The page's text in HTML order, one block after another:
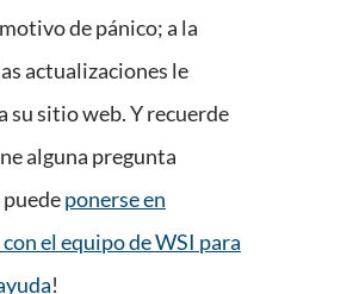
de pánico; a la
actualizaciones le
su sitio web. Y recuerde
alguna pregunta
puedeponerse en
el equipo de WSI para
!